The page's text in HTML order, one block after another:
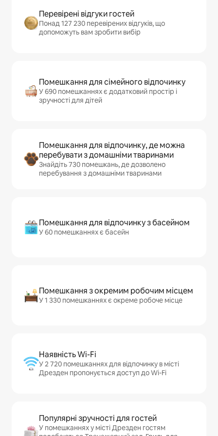
Перевірені відгуки гостей
Понад 127 230 перевірених відгуків, що
допоможуть вам зробити вибір
Помешкання для сімейного відпочинку
У 690 помешканнях є додатковий простір і
зручності для дітей
Помешкання для відпочинку, де можна
перебувати з домашніми тваринами
Знайдіть 730 помешкань, де дозволено
перебування з домашніми тваринами
Помешкання для відпочинку з басейном
У 60 помешканнях є басейн
Помешкання з окремим робочим місцем
У 1 330 помешканнях є окреме робоче місце
Наявність Wi-Fi
У 2 720 помешканнях для відпочинку в місті
Дрезден пропонується доступ до Wi-Fi
Популярні зручності для гостей
У помешканнях у місті Дрезден гостям